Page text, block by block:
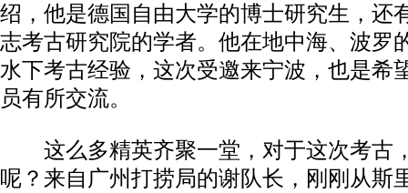
绍，他是德国自由大学的博士研究生，还
志考古研究院的学者。他在地中海、波罗
水下考古经验，这次受邀来宁波，也是希
员有所交流。
这么多精英齐聚一堂，对于这次考古
呢？来自广州打捞局的谢队长，刚刚从斯